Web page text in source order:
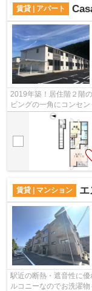
賃貸 | アパート
2019年築！居住階２階
ビングの一角にコンセ
賃貸 | マンション
駅近の断熱・遮音性に
ルコニーなのでお洗濯